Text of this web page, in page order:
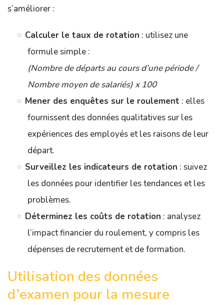
s’améliorer :
Calculer le taux de rotation : utilisez une
formule simple :
(Nombre de départs au cours d’une période /
Nombre moyen de salariés) x 100
Mener des enquêtes sur le roulement : elles
fournissent des données qualitatives sur les
expériences des employés et les raisons de leur
départ.
Surveillez les indicateurs de rotation : suivez
les données pour identifier les tendances et les
problèmes.
Déterminez les coûts de rotation : analysez
l’impact financier du roulement, y compris les
dépenses de recrutement et de formation.
Utilisation des données
d’examen pour la mesure